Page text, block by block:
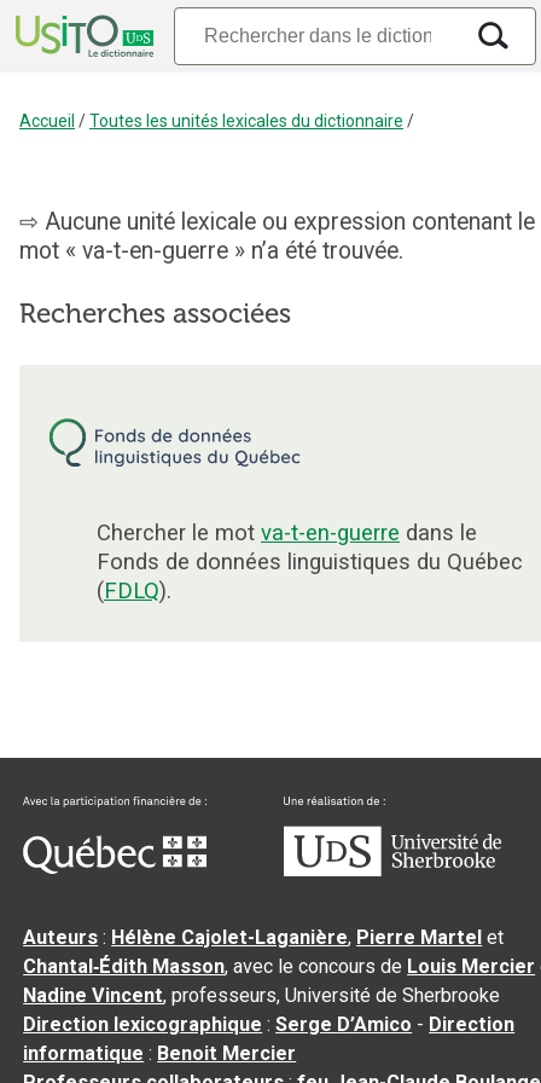
Accueil /Toutes les unités lexicales du dictionnaire /
Aucune unité lexicale ou expression contenant le
mot « va-t-en-guerre » n’a été trouvée.
Recherches associées
Chercher le mot va-t-en-guerre dans le
Fonds de données linguistiques du Québec
(FDLQ).
Auteurs : Hélène Cajolet-Laganière, Pierre Martel et
Chantal‑Édith Masson, avec le concours de Louis Mercier
Nadine Vincent, professeurs, Université de Sherbrooke
Direction lexicographique :Serge D’Amico - Direction
informatique : Benoit Mercier